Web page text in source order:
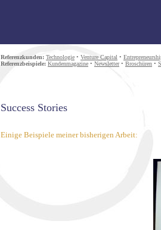
Referenzkunden: Technologie • Venture Capital •
Referenzbeispiele: Kundenmagazine • Newsletter• Broschüren •
Success Stories
Einige Beispiele meiner bisherigen Arbeit: